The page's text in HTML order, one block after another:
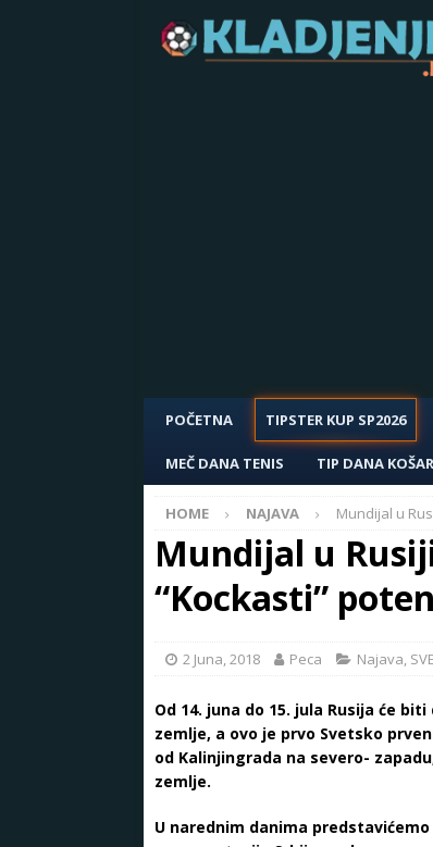
POČETNA TIPSTER KUP SP2026
MEČ DANA TENIS TIP DANA
HOME NAJAVA Mundijal u
Mundijal u
“Kockasti”
2 Juna, 2018 Peca Najava,
Od 14. juna do 15. jula Rusija će
zemlje, a ovo je prvo Svetsko
od Kalinjingrada na severo-
zemlje.
U narednim danima